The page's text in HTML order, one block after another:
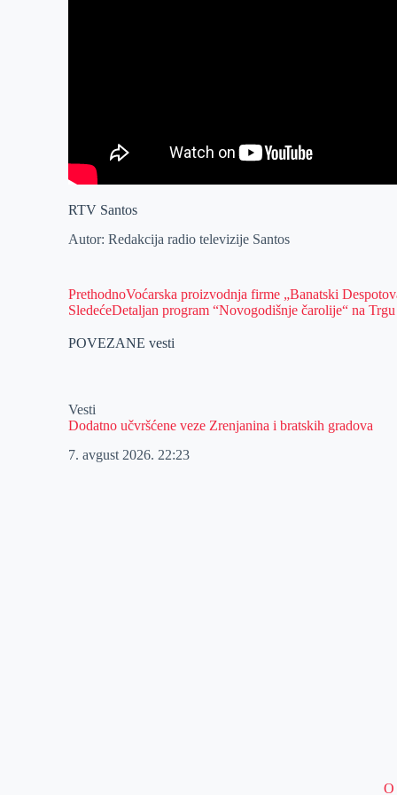
RTV Santos
Autor: Redakcija radio televizije Santos
PrethodnoVoćarska proizvodnja firme „Banatski
SledećeDetaljan program “Novogodišnje čarolije“ na
POVEZANE vesti
Vesti
Dodatno učvršćene veze Zrenjanina i bratskih gradova
7. avgust 2026. 22:23
O